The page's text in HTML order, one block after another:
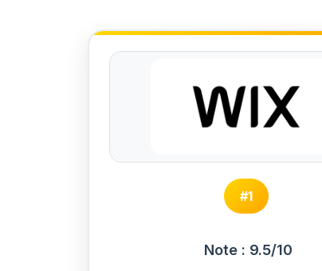
#1
Note : 9.5/10